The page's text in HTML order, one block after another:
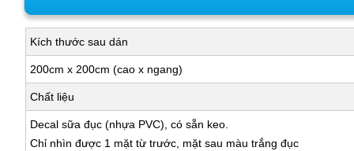
Kích thước sau dán
200cm x 200cm (cao x ngang)
Chất liệu
Decal sữa đục (nhựa PVC), có sẵn keo.
Chỉ nhìn được 1 mặt từ trước, mặt sau màu trắng đục